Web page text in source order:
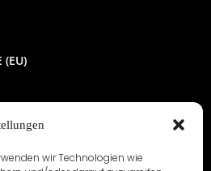
wir Technologien wie
(EU)